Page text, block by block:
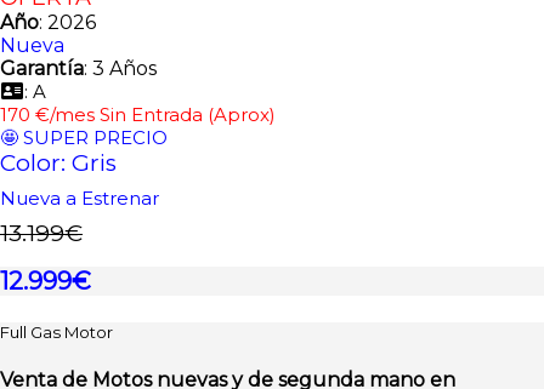
Año: 2026
Nueva
Garantía: 3 Años
: A
170 €/mes Sin Entrada (Aprox)
🤩 SUPER PRECIO
Color: Gris
Nueva a Estrenar
13.199€
12.999€
Full Gas Motor
Venta de Motos nuevas y de segunda mano en